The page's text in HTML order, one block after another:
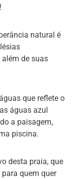
natural é
de suas
que reflete o
águas azul
a paisagem,
piscina.
desta praia, que
quem quer